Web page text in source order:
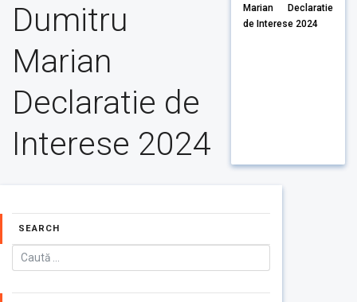
Dumitru
Marian
Declaratie de
Interese 2024
Marian Declaratie
de Interese 2024
SEARCH